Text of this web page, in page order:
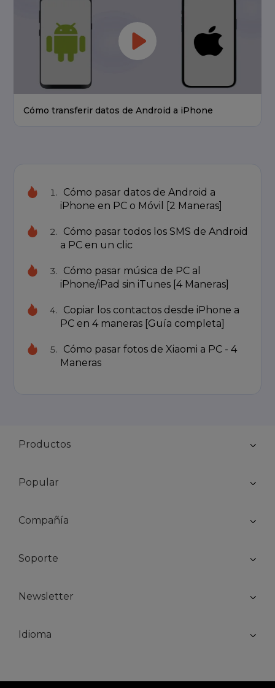
Cómo transferir datos de Android a iPhone
Cómo pasar datos de Android a
iPhone en PC o Móvil [2 Maneras]
Cómo pasar todos los SMS de Android
a PC en un clic
Cómo pasar música de PC al
iPhone/iPad sin iTunes [4 Maneras]
Copiar los contactos desde iPhone a
PC en 4 maneras [Guía completa]
Cómo pasar fotos de Xiaomi a PC - 4
Maneras
Productos
Popular
Compañía
Soporte
Newsletter
Idioma